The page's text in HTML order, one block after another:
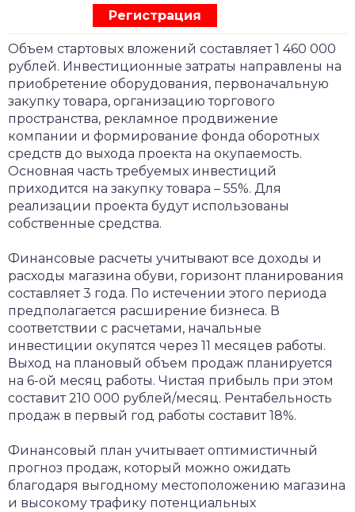
Регистрация
Объем стартовых вложений составляет 1 460 000
рублей. Инвестиционные затраты направлены на
приобретение оборудования, первоначальную
закупку товара, организацию торгового
пространства, рекламное продвижение
компании и формирование фонда оборотных
средств до выхода проекта на окупаемость.
Основная часть требуемых инвестиций
приходится на закупку товара – 55%. Для
реализации проекта будут использованы
собственные средства.
Финансовые расчеты учитывают все доходы и
расходы магазина обуви, горизонт планирования
составляет 3 года. По истечении этого периода
предполагается расширение бизнеса. В
соответствии с расчетами, начальные
инвестиции окупятся через 11 месяцев работы.
Выход на плановый объем продаж планируется
на 6-ой месяц работы. Чистая прибыль при этом
составит 210 000 рублей/месяц. Рентабельность
продаж в первый год работы составит 18%.
Финансовый план учитывает оптимистичный
прогноз продаж, который можно ожидать
благодаря выгодному местоположению магазина
и высокому трафику потенциальных